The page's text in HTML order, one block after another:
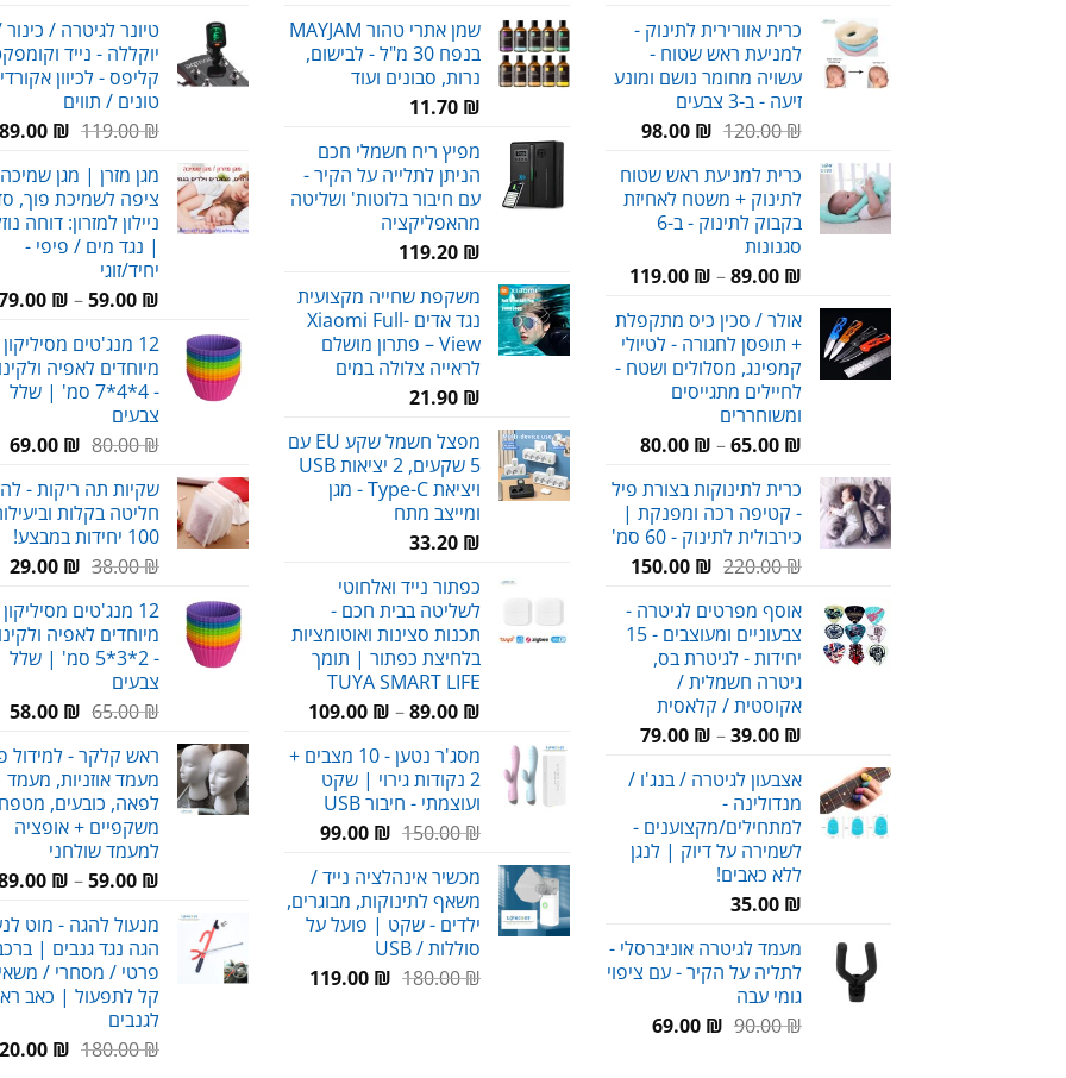
היה:
120.00 ₪.
הוא:כרית אוורירית לתינוק -
למניעת ראש שטוח -
עשויה מחומר נושם ומונע
זיעה - ב-3 צבעים
120.00₪
המחיר
היה:
120.00 ₪.
98.00 ₪
המחיר
הוא:
98.00 ₪.
כרית למניעת ראש שטוח
לתינוק + משטח לאחיזת
בקבוק לתינוק - ב-6
סגנונות
89.00 ₪
–
119.00 ₪
עד
אולר / סכין כיס מתקפלת
+ תופסן לחגורה - לטיולי
קמפינג, מסלולים ושטח -
לחיילים מתגייסים
ומשוחררים
65.00 ₪
–
80.00 ₪
טווח
עד
כרית לתינוקות בצורת פיל
- קטיפה רכה ומפנקת |
כירבולית לתינוק - 60 סמ'
220.00₪
המחיר
היה:
220.00 ₪.
150.00 ₪
המחיר
הוא:
150.00 ₪.
אוסף מפרטים לגיטרה -
צבעוניים ומעוצבים - 15
יחידות - לגיטרת בס,
גיטרה חשמלית /
אקוסטית / קלאסית
39.00 ₪
–
79.00 ₪
טווח
אצבעון לגיטרה / בנג'ו /
מנדולינה -
למתחילים/מקצוענים -
לשמירה על דיוק | לנגן
ללא כאבים!
35.00 ₪
מעמד לגיטרה אוניברסלי -
לתליה על הקיר - עם ציפוי
גומי עבה
90.00₪
המחיר69.00 ₪
המחיר
שמן אתרי טהור MAYJAM
בנפח 30 מ"ל - לבישום,
נרות, סבונים ועוד
11.70 ₪
מפיץ ריח חשמלי חכם
הניתן לתלייה על הקיר -
עם חיבור בלוטות' ושליטה
מהאפליקציה
119.20 ₪
משקפת שחייה מקצועית
נגד אדים Xiaomi Full-
View – פתרון מושלם
לראייה צלולה במים
21.90 ₪
מפצל חשמל שקע EU עם
5 שקעים, 2 יציאות USB
ויציאת Type-C - מגן
ומייצב מתח
33.20 ₪
כפתור נייד ואלחוטי
לשליטה בבית חכם -
תכנות סצינות ואוטומציות
בלחיצת כפתור | תומך
TUYA SMART LIFE
89.00 ₪
–
109.00 ₪
מסג'ר נטען - 10 מצבים +
2 נקודות גירוי | שקט
ועוצמתי - חיבור USB
150.00₪
המחיר
היה:
150.00 ₪.
99.00 ₪
המחיר
הוא:
99.00 ₪.
מכשיר אינהלציה נייד /
משאף לתינוקות, מבוגרים,
ילדים - שקט | פועל על
סוללות / USB
180.00₪
המחיר119.00 ₪
המחיר
היה:
80.00 ₪.
טיונר לגיטרה /
יוקללה - נייד
קליפס - לכיוון
טונים / תווים
119.00₪
המחיר
היה:
119.00 ₪.
89.00 ₪
מגן מזרן | מגן
ציפה לשמיכת פוך,
ניילון למזרון: דוחה
| נגד מים / פיפי -
יחיד/זוגי
59.00 ₪
–
₪
12 מנג'טים
מיוחדים לאפיה
- 4*4*7 סמ' | שלל
צבעים
80.00₪
המחיר
היה:
80.00 ₪.
69.00 ₪
שקיות תה ריקות -
חליטה בקלות
100 יחידות במבצע!
38.00₪
המחיר
היה:
38.00 ₪.
29.00 ₪
12 מנג'טים
מיוחדים לאפיה
- 2*3*5 סמ' | שלל
צבעים
65.00₪
המחיר
היה:
65.00 ₪.
58.00 ₪
ראש קלקר - למידול
מעמד אוזניות, מעמד
לפאה, כובעים,
משקפיים + אופציה
למעמד שולחני
59.00 ₪
–
₪
מנעול להגה - מוט
הגה נגד גנבים |
פרטי / מסחרי /
קל לתפעול | כאב
לגנבים
180.00₪
המחיר
₪